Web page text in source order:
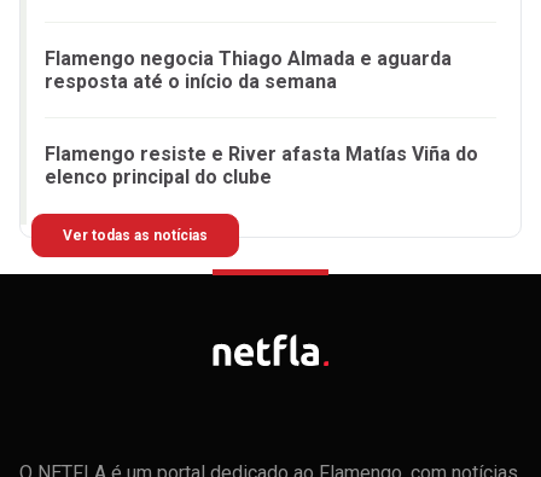
Flamengo negocia Thiago Almada e aguarda
resposta até o início da semana
Flamengo resiste e River afasta Matías Viña do
elenco principal do clube
Ver todas as notícias